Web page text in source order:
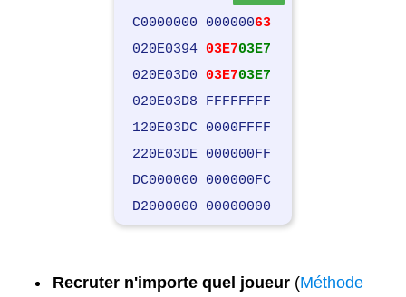
C0000000 00000063
020E0394 03E703E7
020E03D0 03E703E7
020E03D8 FFFFFFFF
120E03DC 0000FFFF
220E03DE 000000FF
DC000000 000000FC
D2000000 00000000
Recruter n'importe quel joueur (Méthode